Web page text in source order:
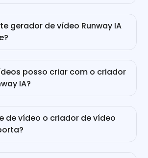
gerador de vídeo Runway IA
mais créditos, você pode fazer
dias ou considerar atualizar seu
posso criar com o criador
IA?
de vídeo impressionantes
nosso gerador de vídeo IA é uma
de vídeo o criador de vídeo